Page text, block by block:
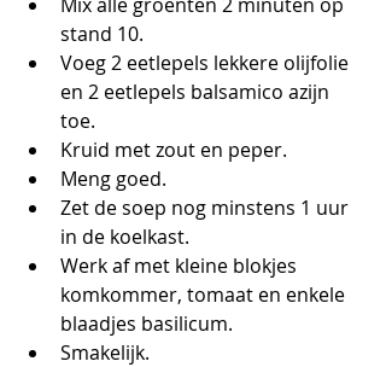
stand 10.
Voeg 2 eetlepels lekkere olijfolie
en 2 eetlepels balsamico azijn
toe.
Kruid met zout en peper.
Meng goed.
Zet de soep nog minstens 1 uur
in de koelkast.
Werk af met kleine blokjes
komkommer, tomaat en enkele
blaadjes basilicum.
Smakelijk.